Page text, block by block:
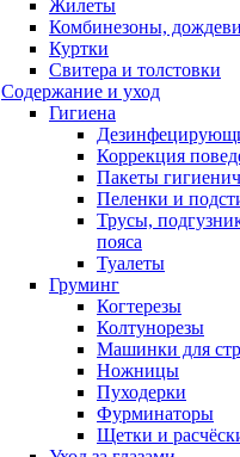
Жилеты
Комбинезоны,
Куртки
Свитера и толстовки
Содержание и уход
Гигиена
Коррекция
Пакеты
Пеленки и
Трусы,
пояса
Туалеты
Груминг
Когтерезы
Колтунорезы
Машинки для
Ножницы
Пуходерки
Фурминаторы
Щетки и